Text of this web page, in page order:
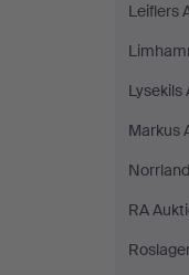
Leiflers
Lysekils
Markus
RA